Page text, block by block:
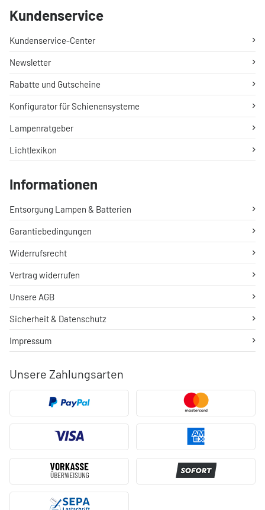
Unsere Zahlungsarten
Kundenservice
Kundenservice-Center
Newsletter
Rabatte und Gutscheine
Konfigurator für Schienensysteme
Lampenratgeber
Lichtlexikon
Informationen
Entsorgung Lampen & Batterien
Garantiebedingungen
Widerrufsrecht
Vertrag widerrufen
Unsere AGB
Sicherheit & Datenschutz
Impressum